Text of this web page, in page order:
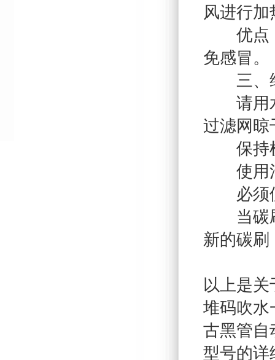
风进行
优点：
免感冒。
三、
请用水
过滤网晾
保持机
使用清
必须使
当碳刷
新的碳刷
以上是
堆码吹水
古黑管自
型号的详